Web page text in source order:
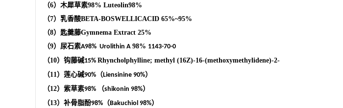
（6）木犀草素98% Luteolin98%
（7）乳香酸BETA-BOSWELLICACID 65%~95%
（8）匙羹藤Gymnema Extract 25%
（9）尿石素A98% Urolithin A98% 1143-70-0
（10）钩藤碱15% Rhyncholphylline; methyl (16Z)-16-(methoxymethylidene)-2-
（11）莲心碱90% （Liensinine 90%）
（12）紫草素98% （shikonin 98%）
（13）补骨脂酚98% （Bakuchiol 98%）